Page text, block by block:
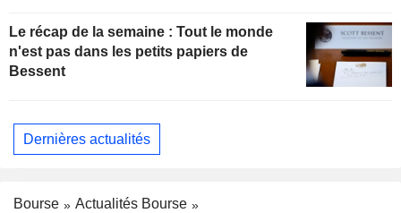
Le récap de la semaine : Tout le monde
n'est pas dans les petits papiers de
Bessent
Dernières actualités
Bourse
Actualités Bourse